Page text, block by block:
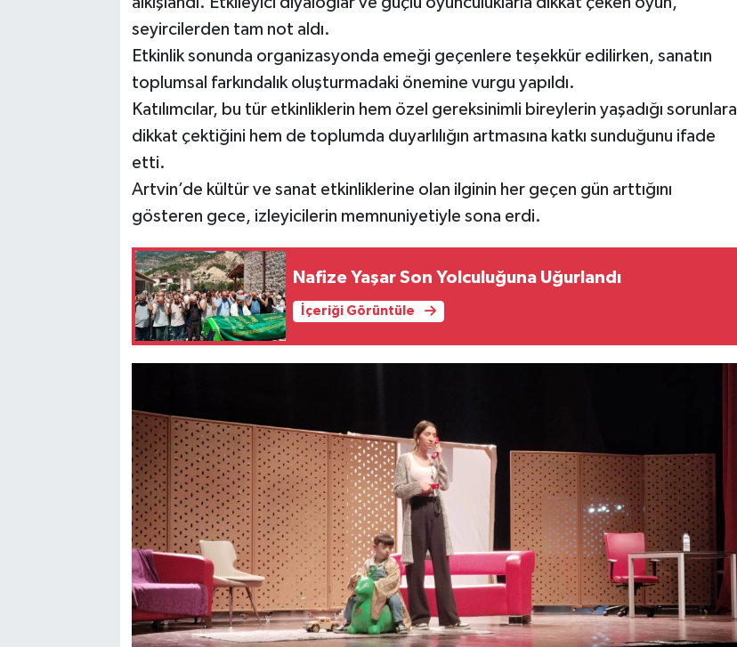
seyircilerden tam not aldı.
Etkinlik sonunda organizasyonda emeği geçenlere teşekkür edilirken, sanatın
toplumsal farkındalık oluşturmadaki önemine vurgu yapıldı.
Katılımcılar, bu tür etkinliklerin hem özel gereksinimli bireylerin yaşadığı sorunlara
dikkat çektiğini hem de toplumda duyarlılığın artmasına katkı sunduğunu ifade
etti.
Artvin’de kültür ve sanat etkinliklerine olan ilginin her geçen gün arttığını
gösteren gece, izleyicilerin memnuniyetiyle sona erdi.
Nafize Yaşar Son Yolculuğuna Uğurlandı
İçeriği Görüntüle